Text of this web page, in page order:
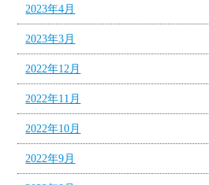
2023年4月
2023年3月
2022年12月
2022年11月
2022年10月
2022年9月